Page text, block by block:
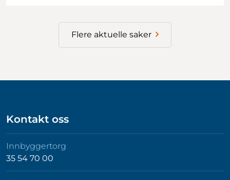
Flere aktuelle saker
Kontakt oss
Innbyggertorg
35 54 70 00